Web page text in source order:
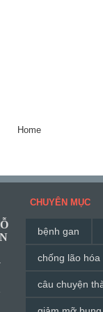
Home
CHUYÊN MỤC
bệnh gan
chống lão hóa
câu chuyện